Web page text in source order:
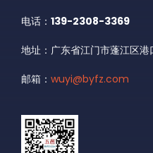
电话： 139-2308-3369
地址：广东省江门市蓬江区港
邮箱： wuyi@byfz.com